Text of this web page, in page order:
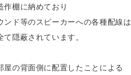
作棚に納めており
ンド等のスピーカーへの各種配線は
隠蔽されています。
屋の背面側に配置したことによる